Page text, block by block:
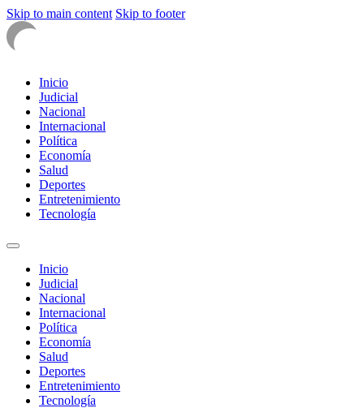
Skip to main content Skip to footer
Inicio
Judicial
Nacional
Internacional
Política
Economía
Salud
Deportes
Entretenimiento
Tecnología
Inicio
Judicial
Nacional
Internacional
Política
Economía
Salud
Deportes
Entretenimiento
Tecnología